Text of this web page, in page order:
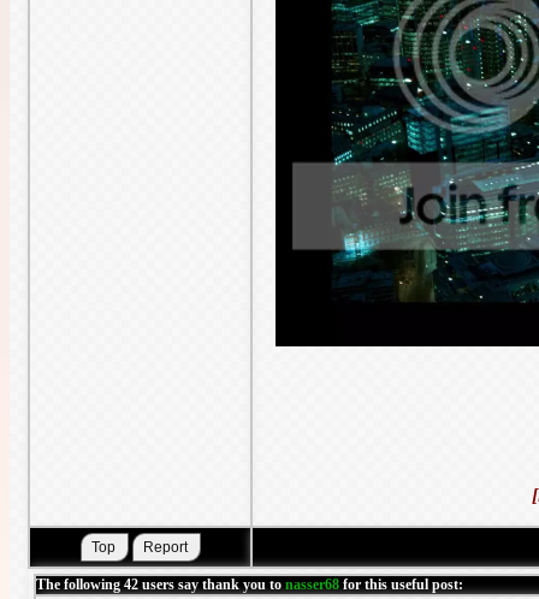
The following 42 users say thank you to nasser68 for this useful post: